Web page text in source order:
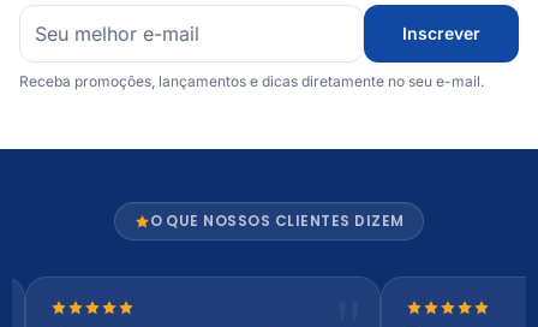
Inscrever
Receba promoções, lançamentos e dicas diretamente no seu e-mail.
O QUE NOSSOS CLIENTES DIZEM
Nota 5 de 5 estrelas Nota 5 de 5